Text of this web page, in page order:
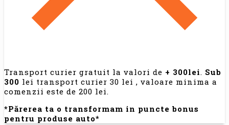
Transport curier gratuit la valori de + 300lei. Sub
300 lei transport curier 30 lei , valoare minima a
comenzii este de 200 lei.
*Părerea ta o transformam in puncte bonus
pentru produse auto*